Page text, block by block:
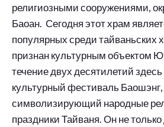
религиозными сооружениями,
Баоан. Сегодня этот храм
популярных среди тайваньских
признан культурным объектом
течение двух десятилетий
культурный фестиваль Баошэнг,
символизирующий народные
праздники Тайваня. Он не